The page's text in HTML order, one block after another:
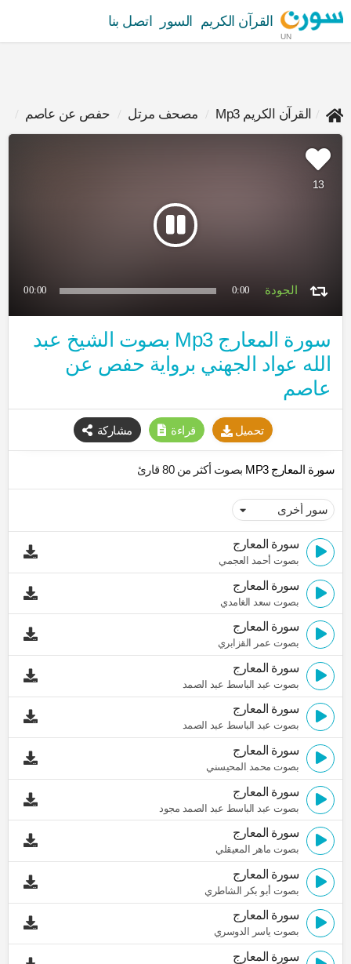
UN
القرآن الكريم السور اتصل بنا
القرآن الكريم Mp3 مصحف مرتل حفص عن عاصم
13
00:00 0:00
سورة المعارج Mp3 بصوت الشيخ عبد
الله عواد الجهني برواية حفص عن
عاصم
تحميل قراءة مشاركة
سورة المعارج MP3 بصوت أكثر من 80 قارئ
سورة المعارج
بصوت أحمد العجمي
سورة المعارج
بصوت سعد الغامدي
سورة المعارج
بصوت عمر القزابري
سورة المعارج
بصوت عبد الباسط عبد الصمد
سورة المعارج
بصوت عبد الباسط عبد الصمد
سورة المعارج
بصوت محمد المحيسني
سورة المعارج
بصوت عبد الباسط عبد الصمد مجود
سورة المعارج
بصوت ماهر المعيقلي
سورة المعارج
بصوت أبو بكر الشاطري
سورة المعارج
بصوت ياسر الدوسري
سورة المعارج